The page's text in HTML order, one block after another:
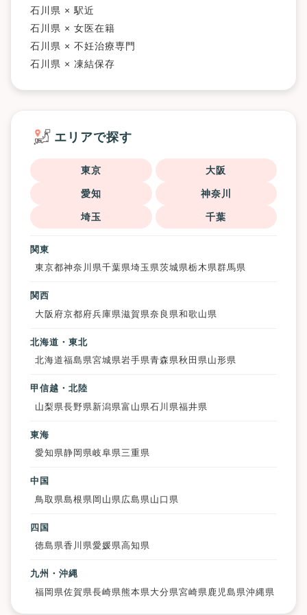
石川県 × 駅近
石川県 × 女医在籍
石川県 × 不妊治療専門
石川県 × 凍結保存
エリアで探す
東京 大阪
愛知 神奈川
埼玉 千葉
関東
東京都神奈川県千葉県埼玉県茨城県栃木県群馬県
関西
大阪府京都府兵庫県滋賀県奈良県和歌山県
北海道・東北
北海道福島県宮城県岩手県青森県秋田県山形県
甲信越・北陸
山梨県長野県 新潟県富山県石川県福井県
東海
愛知県静岡県岐阜県三重県
中国
鳥取県島根県 岡山県 広島県 山口県
四国
徳島県香川県愛媛県高知県
九州・沖縄
福岡県佐賀県長崎県 熊本県 大分県宮崎県 鹿児島県沖縄県